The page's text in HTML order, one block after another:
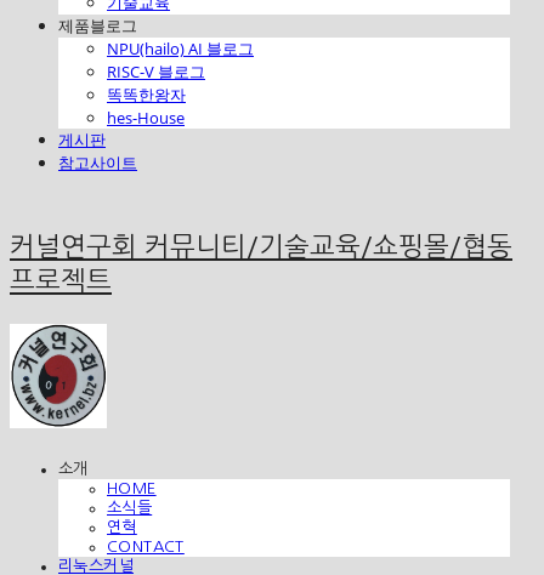
제품블로그
NPU(hailo) AI 블로그
RISC-V 블로그
똑똑한왕자
hes-House
게시판
참고사이트
커널연구회 커뮤니티/기술교육/쇼핑몰/협동
프로젝트
소개
HOME
소식들
연혁
CONTACT
리눅스커널